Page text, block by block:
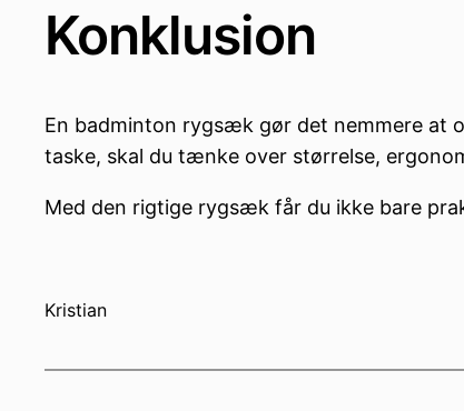
Konklusion
En badminton rygsæk gør det nemmere at
taske, skal du tænke over størrelse,
Med den rigtige rygsæk får du ikke bare
Kristian